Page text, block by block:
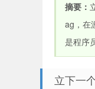
摘要：
ag，在
是程序
立下一